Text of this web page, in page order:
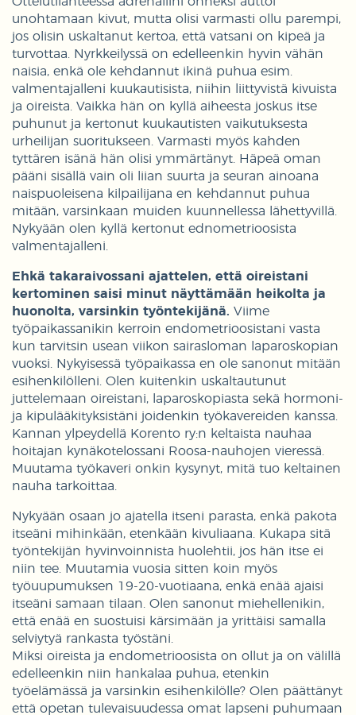
unohtamaan kivut, mutta olisi varmasti ollu parempi,
jos olisin uskaltanut kertoa, että vatsani on kipeä ja
turvottaa. Nyrkkeilyssä on edelleenkin hyvin vähän
naisia, enkä ole kehdannut ikinä puhua esim.
valmentajalleni kuukautisista, niihin liittyvistä kivuista
ja oireista. Vaikka hän on kyllä aiheesta joskus itse
puhunut ja kertonut kuukautisten vaikutuksesta
urheilijan suoritukseen. Varmasti myös kahden
tyttären isänä hän olisi ymmärtänyt. Häpeä oman
pääni sisällä vain oli liian suurta ja seuran ainoana
naispuoleisena kilpailijana en kehdannut puhua
mitään, varsinkaan muiden kuunnellessa lähettyvillä.
Nykyään olen kyllä kertonut ednometrioosista
valmentajalleni.
Ehkä takaraivossani ajattelen, että oireistani
kertominen saisi minut näyttämään heikolta ja
huonolta, varsinkin työntekijänä. Viime
työpaikassanikin kerroin endometrioosistani vasta
kun tarvitsin usean viikon sairasloman laparoskopian
vuoksi. Nykyisessä työpaikassa en ole sanonut mitään
esihenkilölleni. Olen kuitenkin uskaltautunut
juttelemaan oireistani, laparoskopiasta sekä hormoni-
ja kipulääkityksistäni joidenkin työkavereiden kanssa.
Kannan ylpeydellä Korento ry:n keltaista nauhaa
hoitajan kynäkotelossani Roosa-nauhojen vieressä.
Muutama työkaveri onkin kysynyt, mitä tuo keltainen
nauha tarkoittaa.
Nykyään osaan jo ajatella itseni parasta, enkä pakota
itseäni mihinkään, etenkään kivuliaana. Kukapa sitä
työntekijän hyvinvoinnista huolehtii, jos hän itse ei
niin tee. Muutamia vuosia sitten koin myös
työuupumuksen 19-20-vuotiaana, enkä enää ajaisi
itseäni samaan tilaan. Olen sanonut miehellenikin,
että enää en suostuisi kärsimään ja yrittäisi samalla
selviytyä rankasta työstäni.
Miksi oireista ja endometrioosista on ollut ja on välillä
edelleenkin niin hankalaa puhua, etenkin
työelämässä ja varsinkin esihenkilölle? Olen päättänyt
että opetan tulevaisuudessa omat lapseni puhumaan